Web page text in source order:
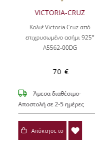
VICTORIA-CRUZ
Κολιέ Victoria Cruz από
επιχρυσωμένο ασήμι 925°
A5562-00DG
70 €
Άμεσα διαθέσιμο-
Αποστολή σε 2-5 ημέρες
Απόκτησε το